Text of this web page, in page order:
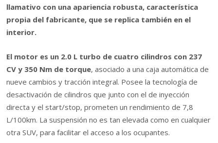
llamativo con una apariencia robusta, característica
propia del fabricante, que se replica también en el
interior.
El motor es un 2.0 L turbo de cuatro cilindros con 237
CV y 350 Nm de torque, asociado a una caja automática de
nueve cambios y tracción integral. Posee la tecnología de
desactivación de cilindros que junto con el de inyección
directa y el start/stop, prometen un rendimiento de 7,8
L/100km. La suspensión no es tan elevada como en cualquier
otra SUV, para facilitar el acceso a los ocupantes.